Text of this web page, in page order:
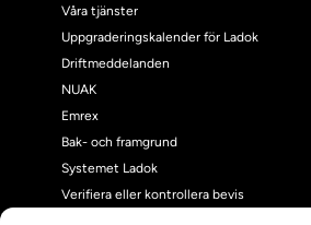
Våra tjänster
Uppgraderingskalender för Ladok
Driftmeddelanden
NUAK
Emrex
Bak- och framgrund
Systemet Ladok
Verifiera eller kontrollera bevis